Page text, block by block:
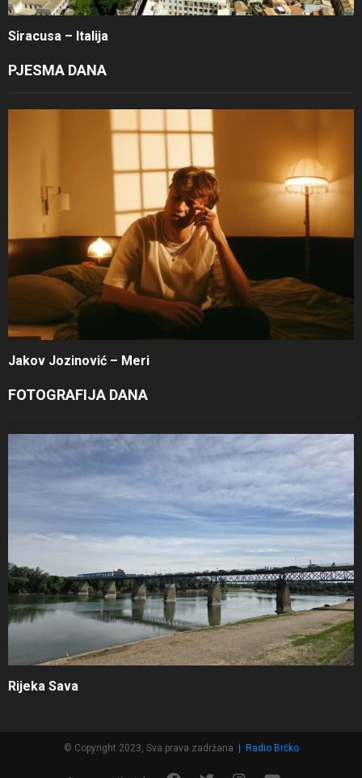
Siracusa – Italija
PJESMA DANA
Jakov Jozinović – Meri
FOTOGRAFIJA DANA
Rijeka Sava
© Copyright 2023, Sva prava zadržana | Radio Brčko